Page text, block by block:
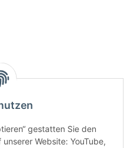
ein Ladengeschäft in Hütten:
gestatten Sie den
Website: YouTube,